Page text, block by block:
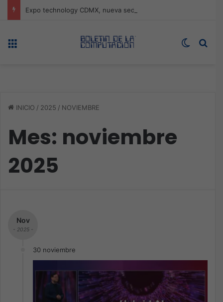
Switch
INICIO / 2025 / NOVIEMBRE
Mes: noviembre
2025
Nov
- 2025 -
30 noviembre